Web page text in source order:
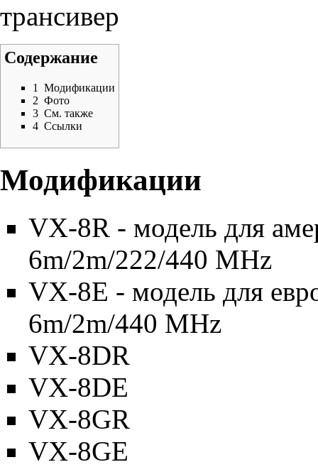
трансивер
Содержание
1
Модификации
2 Фото
3 См. также
4 Ссылки
Модификации
VX-8R - модель для
6m/2m/222/440 MHz
VX-8E - модель для
6m/2m/440 MHz
VX-8DR
VX-8DE
VX-8GR
VX-8GE